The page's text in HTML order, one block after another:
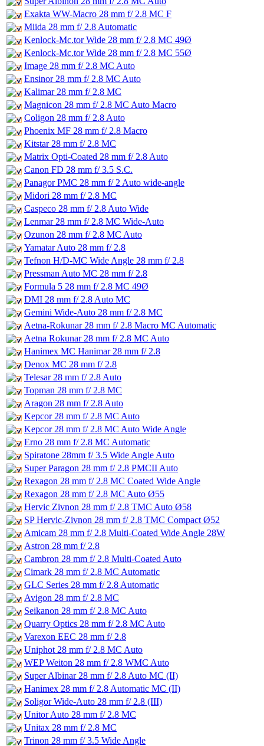
Exakta WW-Macro 28 mm f/ 2.8 MC F
Miida 28 mm f/ 2.8 Automatic
Kenlock-Mc.tor Wide 28 mm f/ 2.8 MC 49Ø
Kenlock-Mc.tor Wide 28 mm f/ 2.8 MC 55Ø
Image 28 mm f/ 2.8 MC Auto
Ensinor 28 mm f/ 2.8 MC Auto
Kalimar 28 mm f/ 2.8 MC
Magnicon 28 mm f/ 2.8 MC Auto Macro
Coligon 28 mm f/ 2.8 Auto
Phoenix MF 28 mm f/ 2.8 Macro
Kitstar 28 mm f/ 2.8 MC
Matrix Opti-Coated 28 mm f/ 2.8 Auto
Canon FD 28 mm f/ 3.5 S.C.
Panagor PMC 28 mm f/ 2 Auto wide-angle
Midori 28 mm f/ 2.8 MC
Caspeco 28 mm f/ 2.8 Auto Wide
Lenmar 28 mm f/ 2.8 MC Wide-Auto
Ozunon 28 mm f/ 2.8 MC Auto
Yamatar Auto 28 mm f/ 2.8
Tefnon H/D-MC Wide Angle 28 mm f/ 2.8
Pressman Auto MC 28 mm f/ 2.8
Formula 5 28 mm f/ 2.8 MC 49Ø
DMI 28 mm f/ 2.8 Auto MC
Gemini Wide-Auto 28 mm f/ 2.8 MC
Aetna-Rokunar 28 mm f/ 2.8 Macro MC Automatic
Aetna Rokunar 28 mm f/ 2.8 MC Auto
Hanimex MC Hanimar 28 mm f/ 2.8
Denox MC 28 mm f/ 2.8
Telesar 28 mm f/ 2.8 Auto
Topman 28 mm f/ 2.8 MC
Aragon 28 mm f/ 2.8 Auto
Kepcor 28 mm f/ 2.8 MC Auto
Kepcor 28 mm f/ 2.8 MC Auto Wide Angle
Erno 28 mm f/ 2.8 MC Automatic
Spiratone 28mm f/ 3.5 Wide Angle Auto
Super Paragon 28 mm f/ 2.8 PMCII Auto
Rexagon 28 mm f/ 2.8 MC Coated Wide Angle
Rexagon 28 mm f/ 2.8 MC Auto Ø55
Hervic Zivnon 28 mm f/ 2.8 TMC Auto Ø58
SP Hervic-Zivnon 28 mm f/ 2.8 TMC Compact Ø52
Amicam 28 mm f/ 2.8 Multi-Coated Wide Angle 28W
Astron 28 mm f/ 2.8
Cambron 28 mm f/ 2.8 Multi-Coated Auto
Cimark 28 mm f/ 2.8 MC Automatic
GLC Series 28 mm f/ 2.8 Automatic
Avigon 28 mm f/ 2.8 MC
Seikanon 28 mm f/ 2.8 MC Auto
Quarry Optics 28 mm f/ 2.8 MC Auto
Varexon EEC 28 mm f/ 2.8
Uniphot 28 mm f/ 2.8 MC Auto
WEP Weiton 28 mm f/ 2.8 WMC Auto
Super Albinar 28 mm f/ 2.8 Auto MC (II)
Hanimex 28 mm f/ 2.8 Automatic MC (II)
Soligor Wide-Auto 28 mm f/ 2.8 (III)
Unitor Auto 28 mm f/ 2.8 MC
Unitax 28 mm f/ 2.8 MC
Trinon 28 mm f/ 3.5 Wide Angle